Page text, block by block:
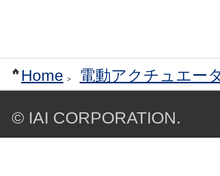
Home 電動アクチュエー
© IAI CORPORATION.